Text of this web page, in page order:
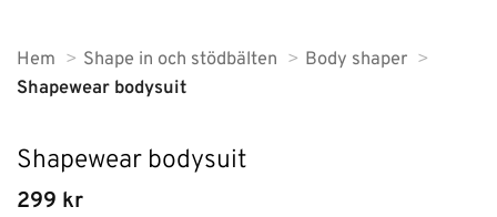
Hem Shape in och stödbälten
Body shaper
Shapewear bodysuit
Shapewear bodysuit
299 kr